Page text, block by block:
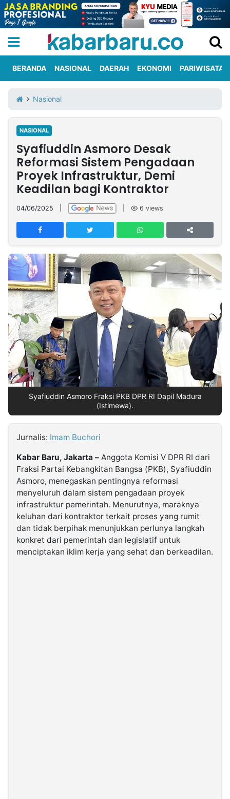
Iklan
Berita
Kami
Nasional
International
Olahraga
Entertainment
Daerah
Pariwisata
Kuliner
Kolom
Network
PT
TREETAN
MULTIMEDIA
INDONESIA
Partner
Insight
NTB
Suara
Time
Lens
IDN
Daily
Jogja
Jalan
Rakyat
Idealita
News
Notice
Dinamikapost.com
Radar
Baru
Seedbacklink
Follow
Kabarbaru
Kabarbaru.co
2026
Kabarbaru
Holding
BERANDA NASIONAL DAERAH EKONOMI PARIWISATA
Nasional
NASIONAL
Syafiuddin Asmoro Desak
Reformasi Sistem Pengadaan
Proyek Infrastruktur, Demi
Keadilan bagi Kontraktor
04/06/2025 6 views
Syafiuddin Asmoro Fraksi PKB DPR RI Dapil Madura
(Istimewa).
Jurnalis: Imam Buchori
Kabar Baru, Jakarta – Anggota Komisi V DPR RI dari
Fraksi Partai Kebangkitan Bangsa (PKB), Syafiuddin
Asmoro, menegaskan pentingnya reformasi
menyeluruh dalam sistem pengadaan proyek
infrastruktur pemerintah. Menurutnya, maraknya
keluhan dari kontraktor terkait proses yang rumit
dan tidak berpihak menunjukkan perlunya langkah
konkret dari pemerintah dan legislatif untuk
menciptakan iklim kerja yang sehat dan berkeadilan.